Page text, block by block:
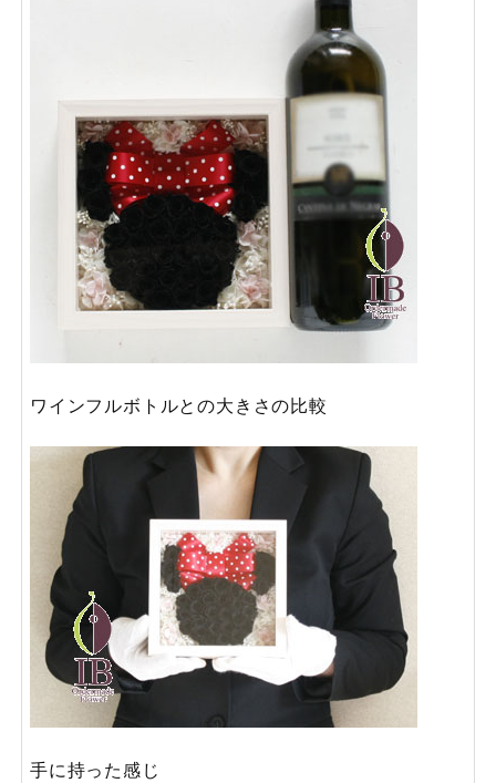
ワインフルボトルとの大きさの比較
手に持った感じ